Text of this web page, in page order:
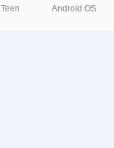
Teen Android OS